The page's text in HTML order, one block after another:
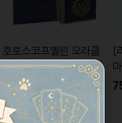
호로스코프벨린 오라클
카드Horoscope
Belline
[미니 한글해설
서+풀컬러 가이드북 증
정]
40,000원
3%39,000원
[